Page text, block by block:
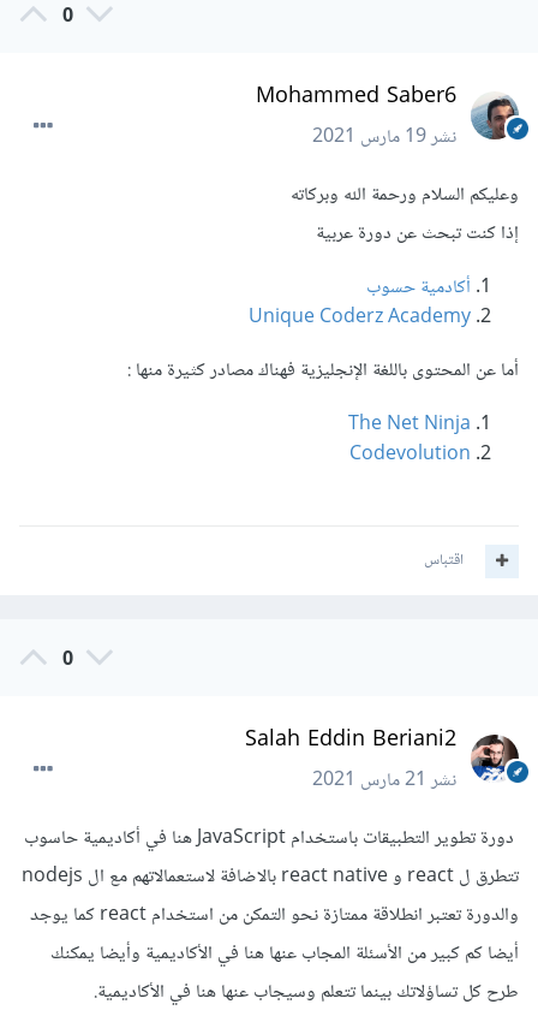
0
Mohammed Saber6
نشر19 مارس 2021
وعليكم السلام ورحمة الله وبركاته
إذا كنت تبحث عن دورة عربية
أكادمية حسوب
Unique Coderz Academy
أما عن المحتوى باللغة الإنجليزية فهناك مصادر كثيرة منها :
The Net Ninja
Codevolution
اقتباس
0
Salah Eddin Beriani2
نشر21 مارس 2021
دورة تطوير التطبيقات باستخدام JavaScript هنا في أكاديمية حاسوب
تتطرق ل react و react native بالاضافة لاستعمالاتهم مع ال nodejs
والدورة تعتبر انطلاقة ممتازة نحو التمكن من استخدام react كما يوجد
أيضا كم كبير من الأسئلة المجاب عنها هنا في الأكاديمية وأيضا يمكنك
طرح كل تساؤلاتك بينما تتعلم وسيجاب عنها هنا في الأكاديمية.